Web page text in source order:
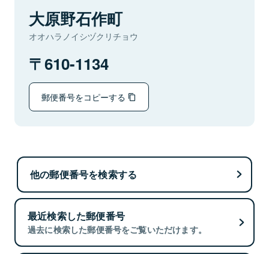
大原野石作町
オオハラノイシヅクリチョウ
610-1134
郵便番号をコピーする
他の郵便番号を検索する
最近検索した郵便番号
過去に検索した郵便番号をご覧いただけます。